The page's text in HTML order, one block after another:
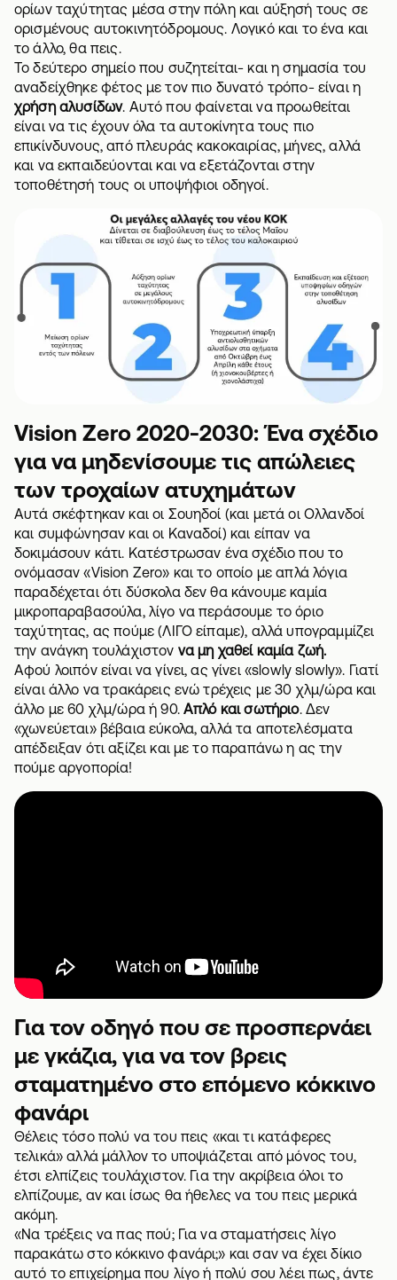
ορίων ταχύτητας μέσα στην πόλη και αύξησή τους σε
ορισμένους αυτοκινητόδρομους. Λογικό και το ένα και
το άλλο, θα πεις.
Το δεύτερο σημείο που συζητείται- και η σημασία του
αναδείχθηκε φέτος με τον πιο δυνατό τρόπο- είναι η
χρήση αλυσίδων. Αυτό που φαίνεται να προωθείται
είναι να τις έχουν όλα τα αυτοκίνητα τους πιο
επικίνδυνους, από πλευράς κακοκαιρίας, μήνες, αλλά
και να εκπαιδεύονται και να εξετάζονται στην
τοποθέτησή τους οι υποψήφιοι οδηγοί.
Vision Zero 2020-2030: Ένα σχέδιο
για να μηδενίσουμε τις απώλειες
των τροχαίων ατυχημάτων
Αυτά σκέφτηκαν και οι Σουηδοί (και μετά οι Ολλανδοί
και συμφώνησαν και οι Καναδοί) και είπαν να
δοκιμάσουν κάτι. Κατέστρωσαν ένα σχέδιο που το
ονόμασαν «Vision Zero» και το οποίο με απλά λόγια
παραδέχεται ότι δύσκολα δεν θα κάνουμε καμία
μικροπαραβασούλα, λίγο να περάσουμε το όριο
ταχύτητας, ας πούμε (ΛΙΓΟ είπαμε), αλλά υπογραμμίζει
την ανάγκη τουλάχιστον να μη χαθεί καμία ζωή.
Αφού λοιπόν είναι να γίνει, ας γίνει «slowly slowly». Γιατί
είναι άλλο να τρακάρεις ενώ τρέχεις με 30 χλμ/ώρα και
άλλο με 60 χλμ/ώρα ή 90.Απλό και σωτήριο. Δεν
«χωνεύεται» βέβαια εύκολα, αλλά τα αποτελέσματα
απέδειξαν ότι αξίζει και με το παραπάνω η ας την
πούμε αργοπορία!
Για τον οδηγό που σε προσπερνάει
με γκάζια, για να τον βρεις
σταματημένο στο επόμενο κόκκινο
φανάρι
Θέλεις τόσο πολύ να του πεις «και τι κατάφερες
τελικά» αλλά μάλλον το υποψιάζεται από μόνος του,
έτσι ελπίζεις τουλάχιστον. Για την ακρίβεια όλοι το
ελπίζουμε, αν και ίσως θα ήθελες να του πεις μερικά
ακόμη.
«Να τρέξεις να πας πού; Για να σταματήσεις λίγο
παρακάτω στο κόκκινο φανάρι;» και σαν να έχει δίκιο
αυτό το επιχείρημα που λίγο ή πολύ σου λέει πως, άντε